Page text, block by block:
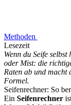
Methoden
Lesezeit
Wenn du Seife
oder Mist: die
Raten ab und macht
Formel.
Seifenrechner: So
Ein Seifenrechner